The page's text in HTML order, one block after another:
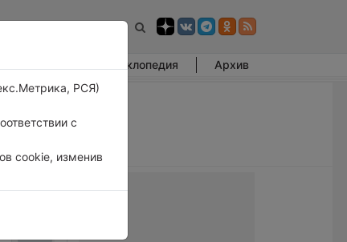
Энциклопедия Архив
РСЯ)
с
cookie, изменив